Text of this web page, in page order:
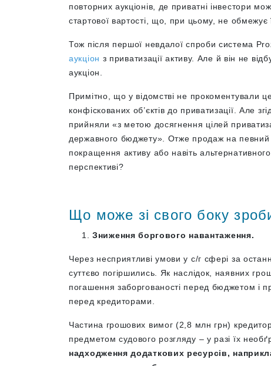
повторних аукціонів, де приватні інвестори
стартової вартості, що, при цьому, не обмежує
Тож після першої невдалої спроби система
аукціон з приватизації активу. Але й він не
аукціон.
Примітно, що у відомстві не прокоментували
конфіскованих об’єктів до приватизації. Але
прийняли «з метою досягнення цілей
державного бюджету». Отже продаж на певний
покращення активу або навіть
перспективі?
Що може зі свого боку
Зниження боргового навантаження.
Через несприятливі умови у с/г сфері за
суттєво погіршились. Як наслідок, наявних
погашення заборгованості перед бюджетом і
перед кредиторами.
Частина грошових вимог (2,8 млн грн)
предметом судового розгляду – у разі їх
надходження додаткових ресурсів,